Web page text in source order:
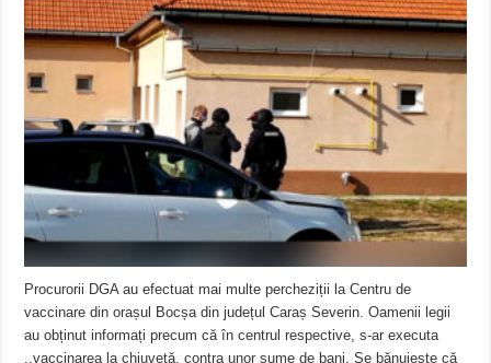
Procurorii DGA au efectuat mai multe percheziții la Centru de
vaccinare din orașul Bocșa din județul Caraș Severin. Oamenii legii
au obținut informați precum că în centrul respective, s-ar executa
,,vaccinarea la chiuvetă, contra unor sume de bani. Se bănuiește că